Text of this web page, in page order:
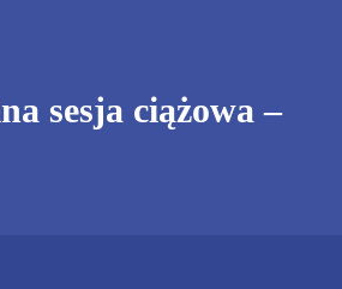
sesja ciążowa –